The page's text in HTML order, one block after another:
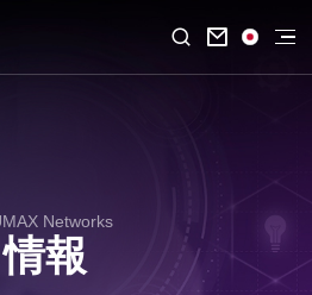

Networks
情報